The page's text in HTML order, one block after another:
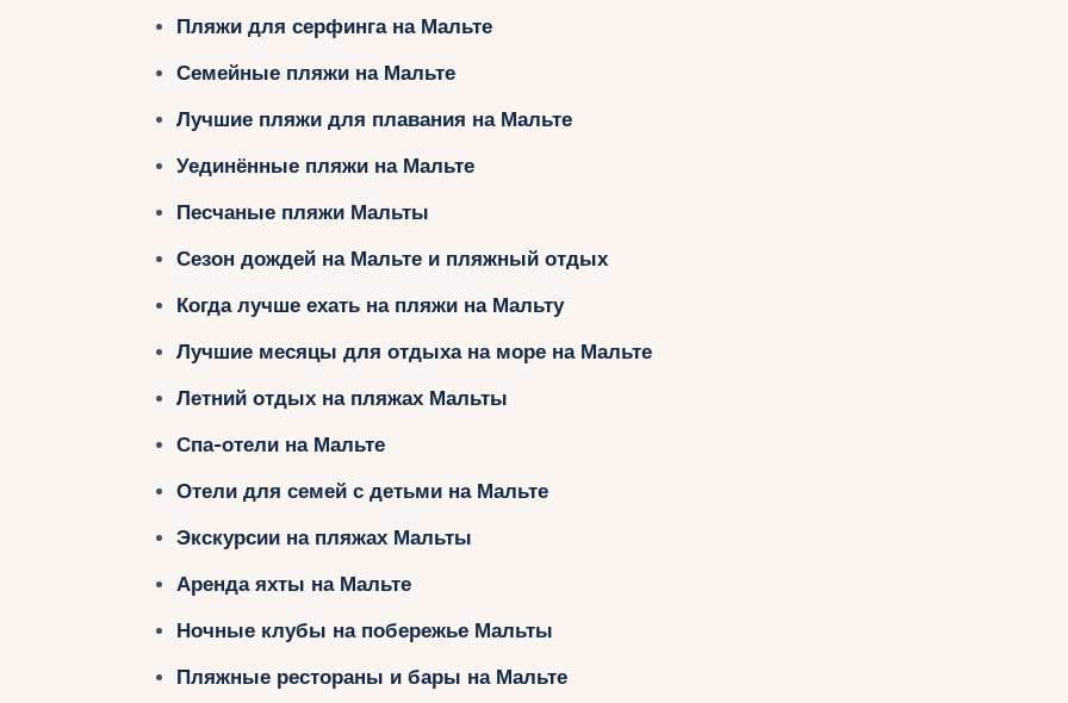
Пляжи для серфинга на Мальте
Семейные пляжи на Мальте
Лучшие пляжи для плавания на Мальте
Уединённые пляжи на Мальте
Песчаные пляжи Мальты
Сезон дождей на Мальте и пляжный отдых
Когда лучше ехать на пляжи на Мальту
Лучшие месяцы для отдыха на море на Мальте
Летний отдых на пляжах Мальты
Спа-отели на Мальте
Отели для семей с детьми на Мальте
Экскурсии на пляжах Мальты
Аренда яхты на Мальте
Ночные клубы на побережье Мальты
Пляжные рестораны и бары на Мальте